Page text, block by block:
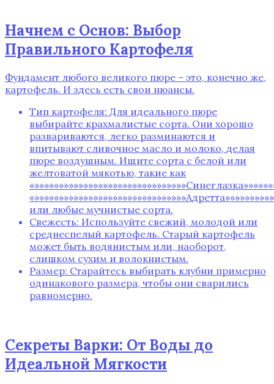
Начнем с Основ: Выбор
Правильного Картофеля
Фундамент любого великого пюре – это‚ конечно же‚
картофель. И здесь есть свои нюансы.
Тип картофеля: Для идеального пюре
выбирайте крахмалистые сорта. Они хорошо
развариваются‚ легко разминаются и
впитывают сливочное масло и молоко‚ делая
пюре воздушным. Ищите сорта с белой или
желтоватой мякотью‚ такие как
или любые мучнистые сорта.
Свежесть: Используйте свежий‚ молодой или
среднеспелый картофель. Старый картофель
может быть водянистым или‚ наоборот‚
слишком сухим и волокнистым.
Размер: Старайтесь выбирать клубни примерно
одинакового размера‚ чтобы они сварились
равномерно.
Секреты Варки: От Воды до
Идеальной Мягкости